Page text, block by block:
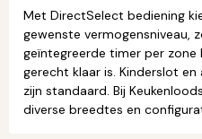
Met DirectSelect bediening
gewenste vermogensniveau,
geïntegreerde timer per zone
gerecht klaar is. Kinderslot
zijn standaard. Bij
diverse breedtes en